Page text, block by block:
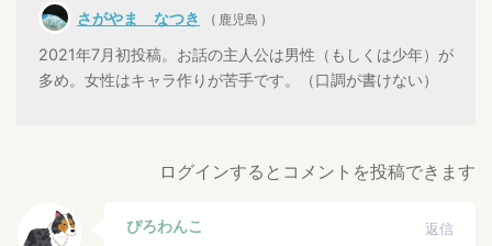
さがやま なつき ( 鹿児島 )
2021年7月初投稿。お話の主人公は男性（もしくは少年）が
多め。女性はキャラ作りが苦手です。（口調が書けない）
ログインするとコメントを投稿できます
ぴろわんこ
返信